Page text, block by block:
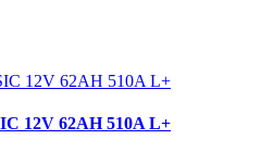
12V 62AH 510A L+